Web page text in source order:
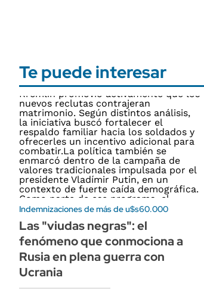
Te puede interesar
Indemnizaciones de más de u$s60.000
Las "viudas negras": el
fenómeno que conmociona a
Rusia en plena guerra con
Ucrania